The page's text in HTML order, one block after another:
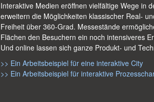
Interaktive Medien eröffnen vielfältige Wege in
erweitern die Möglichkeiten klassischer Real-
Freiheit über 360-Grad. Messestände
Flächen den Besuchern ein noch intensiveres
Und online lassen sich ganze Produkt- und
>> Ein Arbeitsbeispiel für eine interaktive City
>> Ein Arbeitsbeispiel für interaktive